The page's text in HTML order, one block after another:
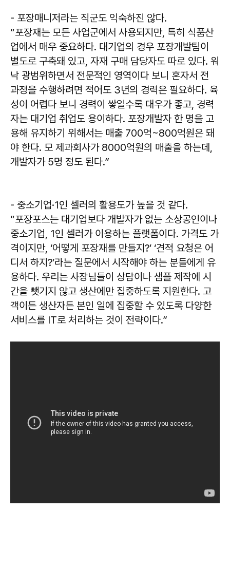
- 포장매니저라는 직군도 익숙하진 않다.
“포장재는 모든 사업군에서 사용되지만, 특히 식품산
업에서 매우 중요하다. 대기업의 경우 포장개발팀이
별도로 구축돼 있고, 자재 구매 담당자도 따로 있다. 워
낙 광범위하면서 전문적인 영역이다 보니 혼자서 전
과정을 수행하려면 적어도 3년의 경력은 필요하다. 육
성이 어렵다 보니 경력이 쌓일수록 대우가 좋고, 경력
자는 대기업 취업도 용이하다. 포장개발자 한 명을 고
용해 유지하기 위해서는 매출 700억~800억원은 돼
야 한다. 모 제과회사가 8000억원의 매출을 하는데,
개발자가 5명 정도 된다.”
- 중소기업·1인 셀러의 활용도가 높을 것 같다.
“포장포스는 대기업보다 개발자가 없는 소상공인이나
중소기업, 1인 셀러가 이용하는 플랫폼이다. 가격도 가
격이지만, ‘어떻게 포장재를 만들지?’ ‘견적 요청은 어
디서 하지?’라는 질문에서 시작해야 하는 분들에게 유
용하다. 우리는 사장님들이 상담이나 샘플 제작에 시
간을 뺏기지 않고 생산에만 집중하도록 지원한다. 고
객이든 생산자든 본인 일에 집중할 수 있도록 다양한
서비스를 IT로 처리하는 것이 전략이다.”